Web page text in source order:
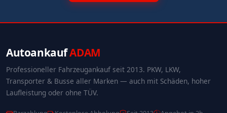
AutoankaufADAM
Professioneller Fahrzeugankauf seit 2013. PKW, LKW,
Transporter & Busse aller Marken — auch mit Schäden, hoher
Laufleistung oder ohne TÜV.